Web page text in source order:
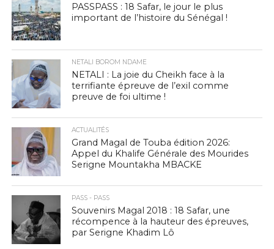
PASSPASS : 18 Safar, le jour le plus
important de l’histoire du Sénégal !
NETALI BOROM NDAME
NETALI : La joie du Cheikh face à la
terrifiante épreuve de l’exil comme
preuve de foi ultime !
ACTUALITÉS
Grand Magal de Touba édition 2026:
Appel du Khalife Générale des Mourides
Serigne Mountakha MBACKE
PASS - PASS
Souvenirs Magal 2018 : 18 Safar, une
récompence à la hauteur des épreuves,
par Serigne Khadim Lô